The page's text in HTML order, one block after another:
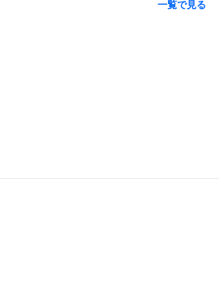
記載のアパレル商品は、MENSのサイ
ない場合は在庫切れとなりますの
一覧で見る